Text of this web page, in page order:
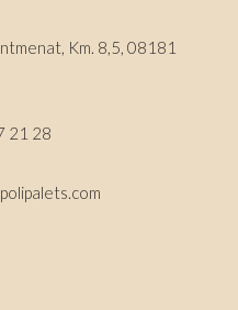
Km. 8,5, 08181
21 28